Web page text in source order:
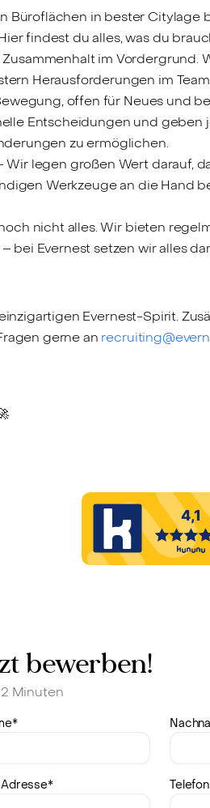
Büroflächen in bester Citylage
findest du alles, was du
im Vordergrund.
Herausforderungen im
offen für Neues und
Entscheidungen und
zu ermöglichen.
Wir legen großen Wert darauf,
Werkzeuge an die Hand
nicht alles. Wir bieten
Evernest setzen wir alles
Evernest-Spirit.
gerne an
bewerben!
Minuten
*
*